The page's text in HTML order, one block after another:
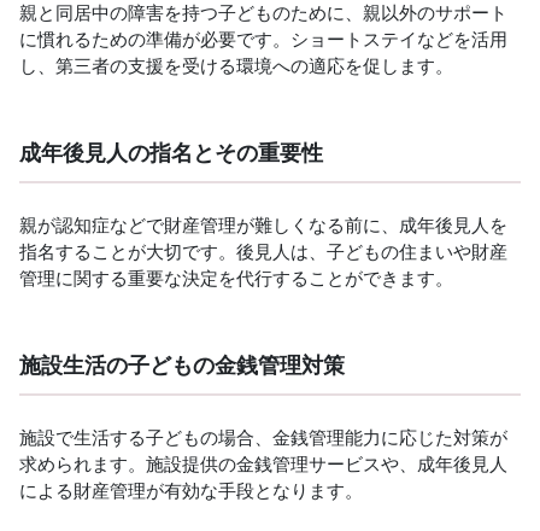
親と同居中の障害を持つ子どものために、親以外のサポート
に慣れるための準備が必要です。ショートステイなどを活用
し、第三者の支援を受ける環境への適応を促します。
成年後見人の指名とその重要性
親が認知症などで財産管理が難しくなる前に、成年後見人を
指名することが大切です。後見人は、子どもの住まいや財産
管理に関する重要な決定を代行することができます。
施設生活の子どもの金銭管理対策
施設で生活する子どもの場合、金銭管理能力に応じた対策が
求められます。施設提供の金銭管理サービスや、成年後見人
による財産管理が有効な手段となります。